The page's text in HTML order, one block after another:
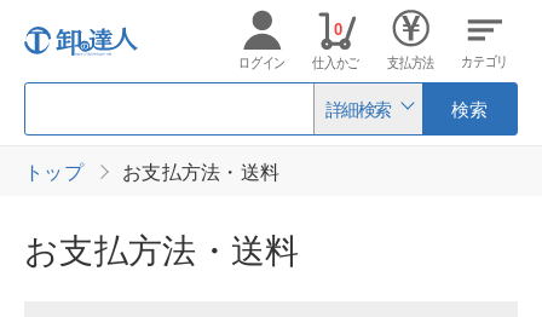
詳細検索 検索
ログイン 仕入かご
0
支払方法 カテゴリ
トップ お支払方法・送料
お支払方法・送料